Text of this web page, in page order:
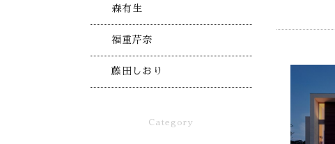
森有生
福重芹奈
藤田しおり
Category